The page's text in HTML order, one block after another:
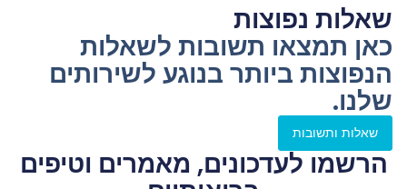
שאלות נפוצות
כאן תמצאו תשובות לשאלות
הנפוצות ביותר בנוגע לשירותים
שלנו.
שאלות ותשובות
הרשמו לעדכונים, מאמרים וטיפים